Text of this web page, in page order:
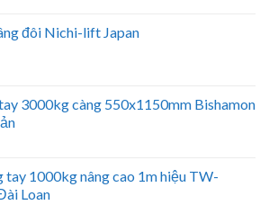
đôi Nichi-lift Japan
3000kg càng 550x1150mm Bishamon
tay 1000kg nâng cao 1m hiệu TW-
Loan